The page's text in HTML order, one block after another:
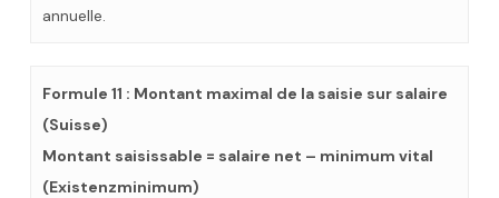
annuelle.
Formule 11 : Montant maximal de la saisie sur salaire
(Suisse)
Montant saisissable = salaire net – minimum vital
(Existenzminimum)